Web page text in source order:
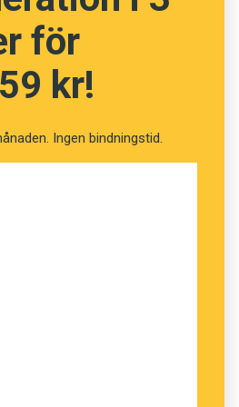
bort. I Londons natt­liv
existen­ser och – inte
tala engelska.
för
kr!
Ingen bindningstid.